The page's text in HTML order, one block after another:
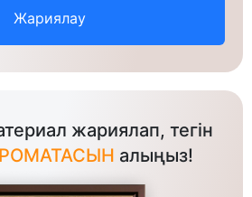
Жариялау
жариялап, тегін
алыңыз!